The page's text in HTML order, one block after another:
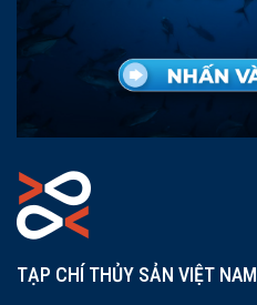
TẠP CHÍ THỦY SẢN VIỆT NAM